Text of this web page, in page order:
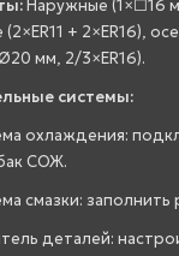
Наружные (1×□16
+ 2×ER16),
мм, 2/3×ER16).
системы:
охлаждения:
СОЖ.
смазки: заполнить
деталей: